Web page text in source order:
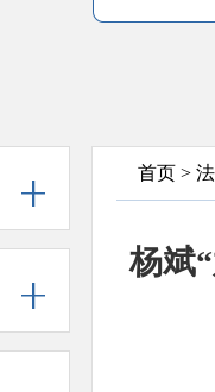
首页 >
杨斌